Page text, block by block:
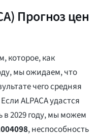
Прогноз цен
которое, как
мы ожидаем, что
чего средняя
ALPACA удастся
в 2029 году, мы можем
, неспособность